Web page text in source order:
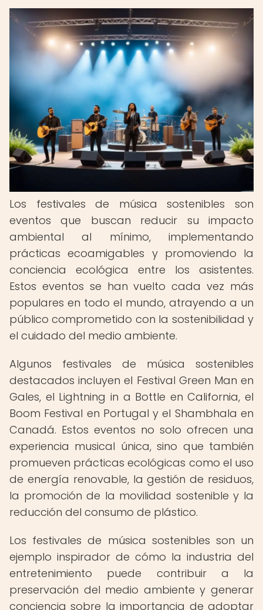
Los festivales de música sostenibles son
eventos que buscan reducir su impacto
ambiental al mínimo, implementando
prácticas ecoamigables y promoviendo la
conciencia ecológica entre los asistentes.
Estos eventos se han vuelto cada vez más
populares en todo el mundo, atrayendo a un
público comprometido con la sostenibilidad y
el cuidado del medio ambiente.
Algunos festivales de música sostenibles
destacados incluyen el Festival Green Man en
Gales, el Lightning in a Bottle en California, el
Boom Festival en Portugal y el Shambhala en
Canadá. Estos eventos no solo ofrecen una
experiencia musical única, sino que también
promueven prácticas ecológicas como el uso
de energía renovable, la gestión de residuos,
la promoción de la movilidad sostenible y la
reducción del consumo de plástico.
Los festivales de música sostenibles son un
ejemplo inspirador de cómo la industria del
entretenimiento puede contribuir a la
preservación del medio ambiente y generar
conciencia sobre la importancia de adoptar